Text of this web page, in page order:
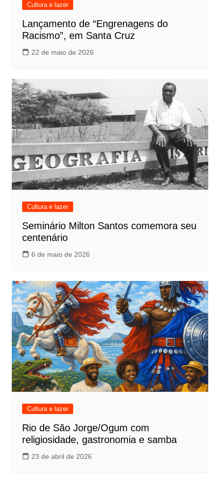
Cultura e lazer
Lançamento de “Engrenagens do
Racismo”, em Santa Cruz
22 de maio de 2026
Cultura e lazer
Seminário Milton Santos comemora seu
centenário
6 de maio de 2026
Cultura e lazer
Rio de São Jorge/Ogum com
religiosidade, gastronomia e samba
23 de abril de 2026